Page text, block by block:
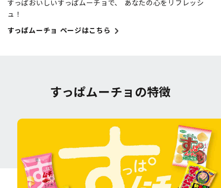
すっぱおいしいすっぱムーチョで、 あなたの心をリフレッシ
ュ！
すっぱムーチョ ページはこちら
すっぱムーチョの特徴